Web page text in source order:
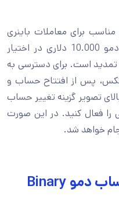
مناسب برای معاملات باینری
آپشن است. این بروکر یک حساب دمو 10.000 دلاری در اختیار
تمدید است. برای دسترسی به
پس از افتتاح حساب و
تصویر گزینه تغییر حساب
را فعال کنید. در این صورت
خواهد شد.
نکات مهم در استفاده حساب دمو Binary